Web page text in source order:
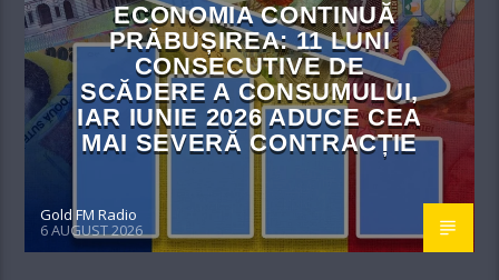
ECONOMIA CONTINUĂ
PRĂBUȘIREA: 11 LUNI
CONSECUTIVE DE
SCĂDERE A CONSUMULUI,
IAR IUNIE 2026 ADUCE CEA
MAI SEVERĂ CONTRACȚIE
Gold FM Radio
6 AUGUST 2026